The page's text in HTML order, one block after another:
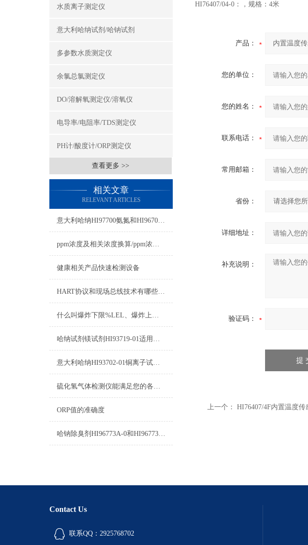
水质离子测定仪
意大利哈纳试剂/哈钠试剂
多参数水质测定仪
余氯总氯测定仪
DO/溶解氧测定仪/溶氧仪
电导率/电阻率/TDS测定仪
PH计/酸度计/ORP测定仪
查看更多 >>
相关文章
RELEVANT ARTICLES
意大利哈纳HI97700氨氮和HI96700氨氮的区别
ppm浓度及相关浓度换算/ppm浓度换算
健康相关产品快速检测设备
HART协议和现场总线技术有哪些异同
什么叫爆炸下限%LEL、爆炸上限%UEL、爆炸极限？
哈纳试剂镁试剂HI93719-01适用仪表及操作指南
意大利哈纳HI93702-01铜离子试剂图片及参数
硫化氢气体检测仪能满足您的各种需要
ORP值的准确度
哈钠除臭剂HI96773A-0和HI96773B-0使用方法
HI76407/04-0：，规格：4米
产品：
您的单位：
您的姓名：
联系电话：
常用邮箱：
省份：
详细地址：
补充说明：
验证码：
上一个： HI76407/4F内置温度
Contact Us
联系QQ：2925768702